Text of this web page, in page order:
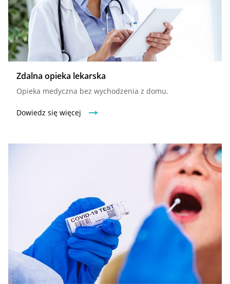
Zdalna opieka lekarska
Opieka medyczna bez wychodzenia z domu.
Dowiedz się więcej